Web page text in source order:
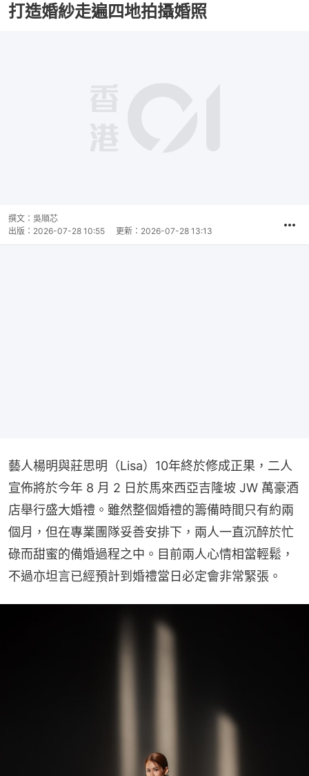
打造婚紗走遍四地拍攝婚照
撰文： 吳順芯
出版： 2026-07-28 10:55 更新： 2026-07-28 13:13
藝人楊明與莊思明（Lisa）10年終於修成正果，二人
宣佈將於今年 8 月 2 日於馬來西亞吉隆坡 JW 萬豪酒
店舉行盛大婚禮。雖然整個婚禮的籌備時間只有約兩
個月，但在專業團隊妥善安排下，兩人一直沉醉於忙
碌而甜蜜的備婚過程之中。目前兩人心情相當輕鬆，
不過亦坦言已經預計到婚禮當日必定會非常緊張。